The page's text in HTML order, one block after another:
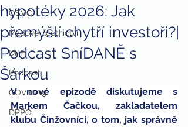
OSVČ
Mzdové účetnictví
DPH
Podcast
COVID-19
DPPO
hypotéky 2026: Jak
přemýšlí chytří investoři?|
Podcast SníDANĚ s
Šárkou
V nové epizodě diskutujeme s
Markem Čačkou, zakladatelem
klubu Činžovníci, o tom, jak správně